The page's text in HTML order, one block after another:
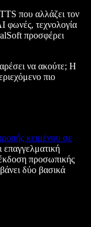
που αλλάζει τον
φωνές, τεχνολογία
προσφέρει
να ακούτε; Η
πιο
κειμένου σε
προσωπικής
δύο βασικά